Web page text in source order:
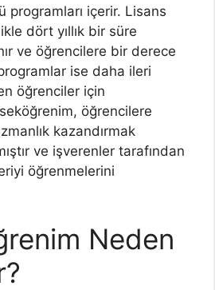
programları içerir. Lisans
dört yıllık bir süre
ve öğrencilere bir derece
ise daha ileri
öğrenciler için
öğrencilere
kazandırmak
ve işverenler tarafından
öğrenmelerini
Neden